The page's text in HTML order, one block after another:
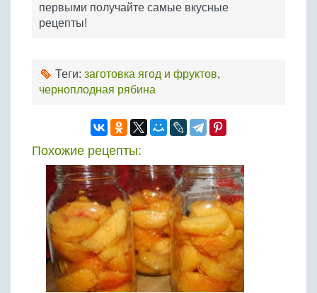
первыми получайте самые вкусные
рецепты!
Теги: заготовка ягод и фруктов,
черноплодная рябина
Похожие рецепты: